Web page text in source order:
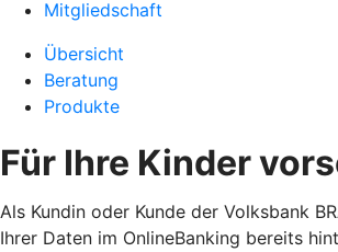
Mitgliedschaft
Übersicht
Beratung
Produkte
Für Ihre Kinder
Als Kundin oder Kunde der Volksbank
Ihrer Daten im OnlineBanking bereits